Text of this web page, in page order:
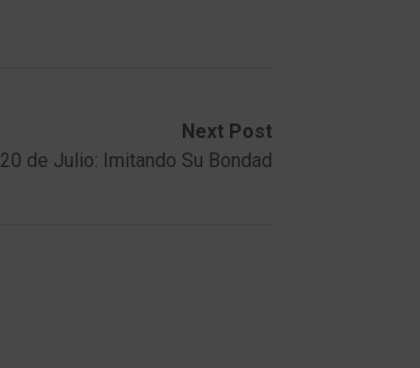
Next Post
20 de Julio: Imitando Su Bondad